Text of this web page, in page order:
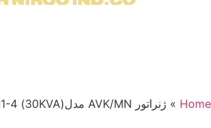
Home
» ژنراتور AVK/MN مدل(30KVA) DSG29 M1-4